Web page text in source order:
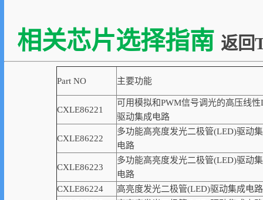
相关芯片选择指南 返回
Part NO 主要功能
CXLE86221
可用模拟和PWM信号调光的高压线性
驱动集成电路
CXLE86222
多功能高亮度发光二极管(LED)驱动
电路
CXLE86223
多功能高亮度发光二极管(LED)驱动
电路
CXLE86224
高亮度发光二极管(LED)驱动集成电路